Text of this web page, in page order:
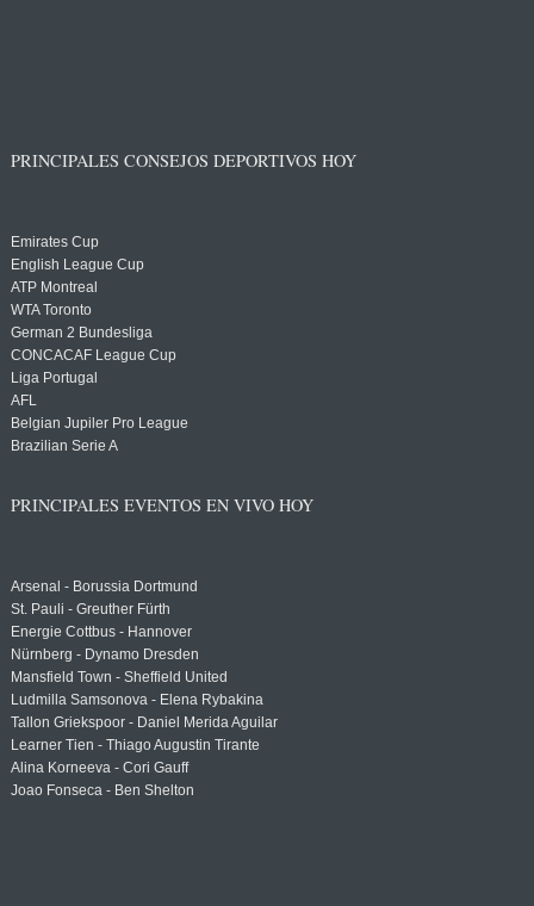
PRINCIPALES CONSEJOS DEPORTIVOS HOY
Emirates Cup
English League Cup
ATP Montreal
WTA Toronto
German 2 Bundesliga
CONCACAF League Cup
Liga Portugal
AFL
Belgian Jupiler Pro League
Brazilian Serie A
PRINCIPALES EVENTOS EN VIVO HOY
Arsenal - Borussia Dortmund
St. Pauli - Greuther Fürth
Energie Cottbus - Hannover
Nürnberg - Dynamo Dresden
Mansfield Town - Sheffield United
Ludmilla Samsonova - Elena Rybakina
Tallon Griekspoor - Daniel Merida Aguilar
Learner Tien - Thiago Augustin Tirante
Alina Korneeva - Cori Gauff
Joao Fonseca - Ben Shelton